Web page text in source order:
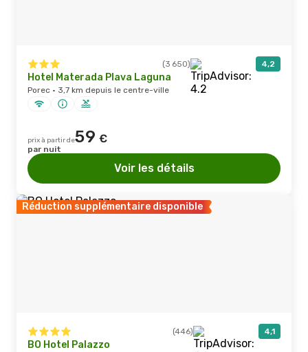
(3 650) 4,2
Hotel Materada Plava Laguna
Porec · 3,7 km depuis le centre-ville
prix à partir de59 €
par nuit
Voir les détails
Réduction supplémentaire disponible
(446) 4,1
BO Hotel Palazzo